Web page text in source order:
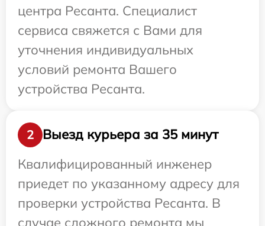
центра Ресанта. Специалист
сервиса свяжется с Вами для
уточнения индивидуальных
условий ремонта Вашего
устройства Ресанта.
2
Выезд курьера за 35 минут
Квалифицированный инженер
приедет по указанному адресу для
проверки устройства Ресанта. В
случае сложного ремонта мы